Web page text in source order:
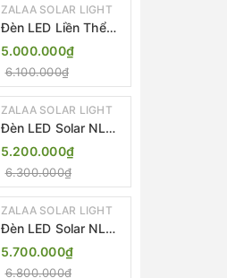
ZALAA SOLAR LIGHT
Đèn LED Liền Thể
ZALAA Solar Street
Light ZKC-TG 20W
25W 30W All In One
5.000.000₫
6.100.000₫
ZALAA SOLAR LIGHT
Đèn LED Solar NLMT
Liền Thể ZKC-TG
20W All in One |
ZALAA Street Light
5.200.000₫
6.300.000₫
ZALAA SOLAR LIGHT
Đèn LED Solar NLMT
Liền Thể ZKC-TG
25W All in One |
5.700.000₫
6.800.000₫